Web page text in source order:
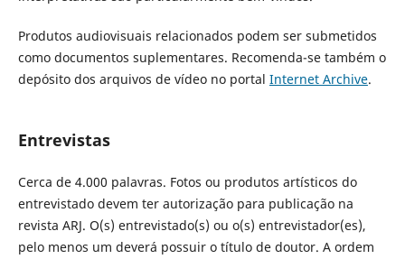
Produtos audiovisuais relacionados podem ser submetidos
como documentos suplementares. Recomenda-se também o
depósito dos arquivos de vídeo no portal Internet Archive.
Entrevistas
Cerca de 4.000 palavras. Fotos ou produtos artísticos do
entrevistado devem ter autorização para publicação na
revista ARJ. O(s) entrevistado(s) ou o(s) entrevistador(es),
pelo menos um deverá possuir o título de doutor. A ordem